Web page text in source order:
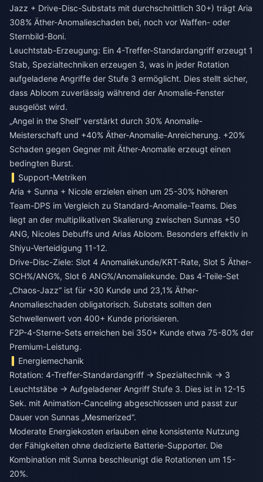
Jazz + Drive-Disc-Substats mit durchschnittlich 30+) trägt Aria
308% Äther-Anomalieschaden bei, noch vor Waffen- oder
Sternbild-Boni.
Leuchtstab-Erzeugung: Ein 4-Treffer-Standardangriff erzeugt 1
Stab, Spezialtechniken erzeugen 3, was in jeder Rotation
aufgeladene Angriffe der Stufe 3 ermöglicht. Dies stellt sicher,
dass Abloom zuverlässig während der Anomalie-Fenster
ausgelöst wird.
„Angel in the Shell“ verstärkt durch 30% Anomalie-
Meisterschaft und +40% Äther-Anomalie-Anreicherung. +20%
Schaden gegen Gegner mit Äther-Anomalie erzeugt einen
bedingten Burst.
Support-Metriken
Aria + Sunna + Nicole erzielen einen um 25-30% höheren
Team-DPS im Vergleich zu Standard-Anomalie-Teams. Dies
liegt an der multiplikativen Skalierung zwischen Sunnas +50
ANG, Nicoles Debuffs und Arias Abloom. Besonders effektiv in
Shiyu-Verteidigung 11-12.
Drive-Disc-Ziele: Slot 4 Anomaliekunde/KRT-Rate, Slot 5 Äther-
SCH%/ANG%, Slot 6 ANG%/Anomaliekunde. Das 4-Teile-Set
„Chaos-Jazz“ ist für +30 Kunde und 23,1% Äther-
Anomalieschaden obligatorisch. Substats sollten den
Schwellenwert von 400+ Kunde priorisieren.
F2P-4-Sterne-Sets erreichen bei 350+ Kunde etwa 75-80% der
Premium-Leistung.
Energiemechanik
Rotation: 4-Treffer-Standardangriff → Spezialtechnik → 3
Leuchtstäbe → Aufgeladener Angriff Stufe 3. Dies ist in 12-15
Sek. mit Animation-Canceling abgeschlossen und passt zur
Dauer von Sunnas „Mesmerized“.
Moderate Energiekosten erlauben eine konsistente Nutzung
der Fähigkeiten ohne dedizierte Batterie-Supporter. Die
Kombination mit Sunna beschleunigt die Rotationen um 15-
20%.